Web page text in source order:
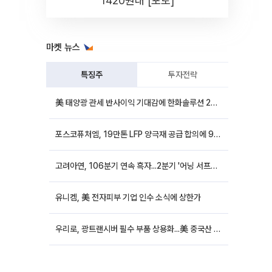
마켓 뉴스
특징주 투자전략
美 태양광 관세 반사이익 기대감에 한화솔루션 20%대·OCI홀딩스 14%대 급등
포스코퓨처엠, 19만톤 LFP 양극재 공급 합의에 9%대 강세
고려아연, 106분기 연속 흑자...2분기 '어닝 서프라이즈'에 장 초반 12%대 강세
유니켐, 美 전자피부 기업 인수 소식에 상한가
우리로, 광트랜시버 필수 부품 상용화...美 중국산 퇴출 추진에 상승세